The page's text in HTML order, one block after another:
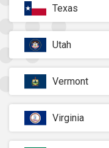
Texas
Utah
Vermont
Virginia